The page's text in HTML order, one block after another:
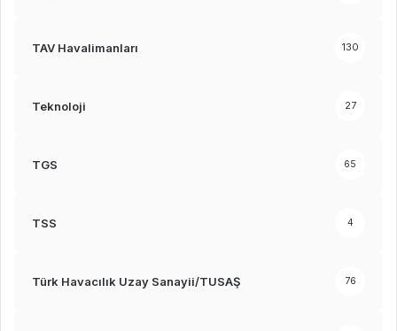
TAV Havalimanları 130
Teknoloji 27
TGS 65
TSS 4
Türk Havacılık Uzay Sanayii/TUSAŞ 76